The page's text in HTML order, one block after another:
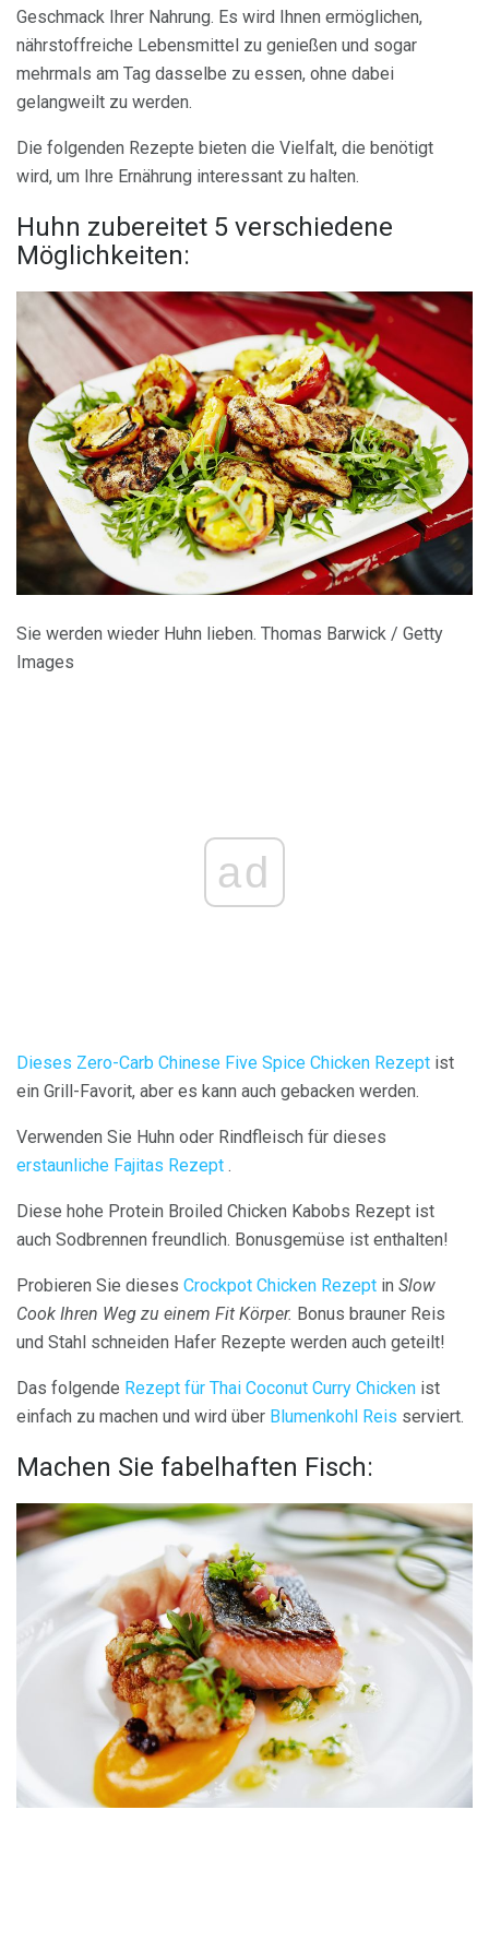
Geschmack Ihrer Nahrung. Es wird Ihnen ermöglichen,
nährstoffreiche Lebensmittel zu genießen und sogar
mehrmals am Tag dasselbe zu essen, ohne dabei
gelangweilt zu werden.
Die folgenden Rezepte bieten die Vielfalt, die benötigt
wird, um Ihre Ernährung interessant zu halten.
Huhn zubereitet 5 verschiedene
Möglichkeiten:
Sie werden wieder Huhn lieben. Thomas Barwick / Getty
Images
ad
Dieses Zero-Carb Chinese Five Spice Chicken Rezept ist
ein Grill-Favorit, aber es kann auch gebacken werden.
Verwenden Sie Huhn oder Rindfleisch für dieses
erstaunliche Fajitas Rezept .
Diese hohe Protein Broiled Chicken Kabobs Rezept ist
auch Sodbrennen freundlich. Bonusgemüse ist enthalten!
Probieren Sie dieses Crockpot Chicken Rezept in Slow
Cook Ihren Weg zu einem Fit Körper. Bonus brauner Reis
und Stahl schneiden Hafer Rezepte werden auch geteilt!
Das folgende Rezept für Thai Coconut Curry Chicken ist
einfach zu machen und wird über Blumenkohl Reis serviert.
Machen Sie fabelhaften Fisch: